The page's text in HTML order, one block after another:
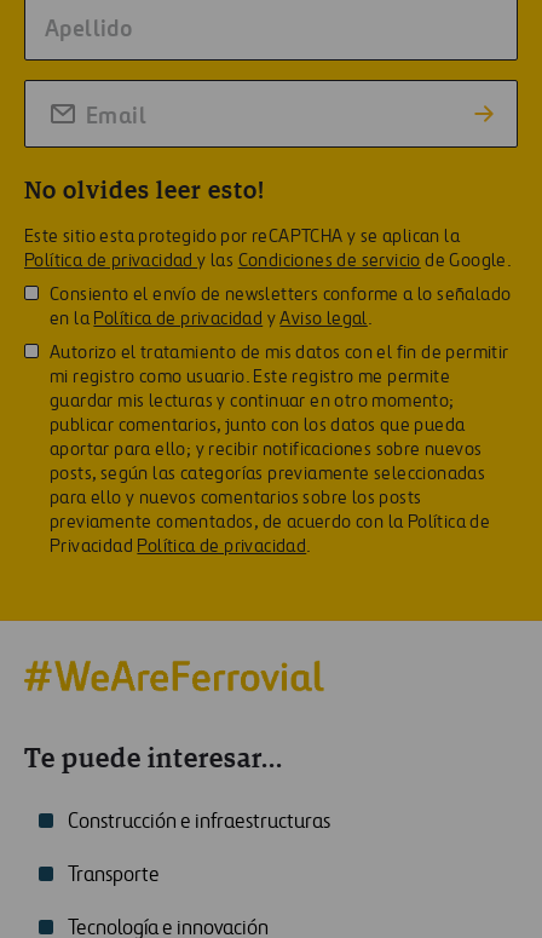
No olvides leer esto!
Este sitio esta protegido por reCAPTCHA y se aplican la
Política de privacidady las Condiciones de servicio de Google.
Consiento el envío de newsletters conforme a lo señalado
en la Política de privacidad yAviso legal.
Autorizo el tratamiento de mis datos con el fin de permitir
mi registro como usuario. Este registro me permite
guardar mis lecturas y continuar en otro momento;
publicar comentarios, junto con los datos que pueda
aportar para ello; y recibir notificaciones sobre nuevos
posts, según las categorías previamente seleccionadas
para ello y nuevos comentarios sobre los posts
previamente comentados, de acuerdo con la Política de
Privacidad Política de privacidad.
Te puede interesar...
Construcción e infraestructuras
Transporte
Tecnología e innovación